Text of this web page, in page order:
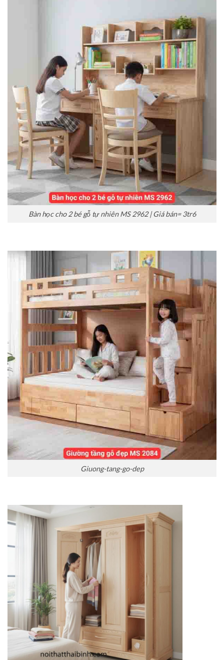
Bàn học cho 2 bé gỗ tự nhiên MS 2962 | Giá bán= 3tr6
Giuong-tang-go-dep